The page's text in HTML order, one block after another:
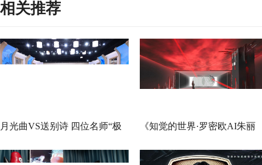
相关推荐
月光曲VS送别诗 四位名师“极
限挑战”谁能晋级总决赛？
《知觉的世界·罗密欧AI朱丽
叶》早鸟票正式开售 解锁沉